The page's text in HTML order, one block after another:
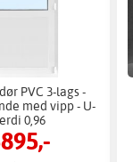
PVC 3-lags -
med vipp - U-
0,96